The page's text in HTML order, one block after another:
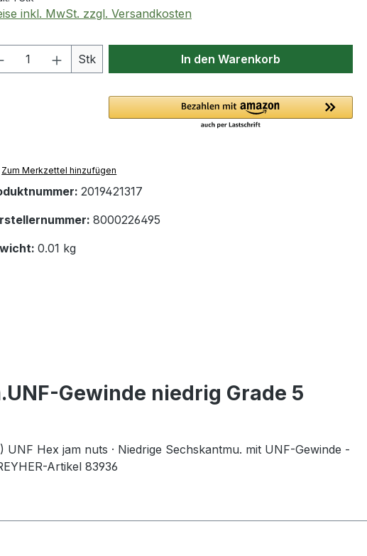
inkl. MwSt. zzgl. Versandkosten
Anzahl: Gib den gewünschten Wert
Stk In den Warenkorb
Zum Merkzettel hinzufügen
2019421317
8000226495
0.01 kg
Gewinde niedrig Grade 5
Hex jam nuts · Niedrige Sechskantmu. mit UNF-Gewinde -
Artikel 83936